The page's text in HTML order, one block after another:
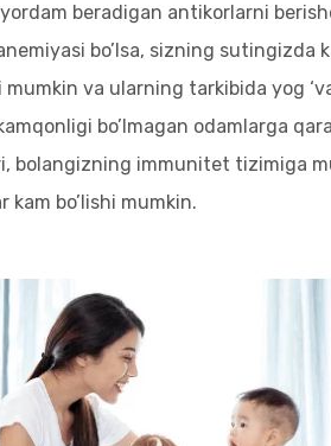
beradigan antikorlarni
bo’lsa, sizning sutingizda
mumkin va ularning tarkibida yog
bo’lmagan odamlarga
bolangizning immunitet tizimiga
kam bo’lishi mumkin.